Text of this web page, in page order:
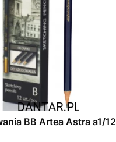
BB Artea Astra a1/12